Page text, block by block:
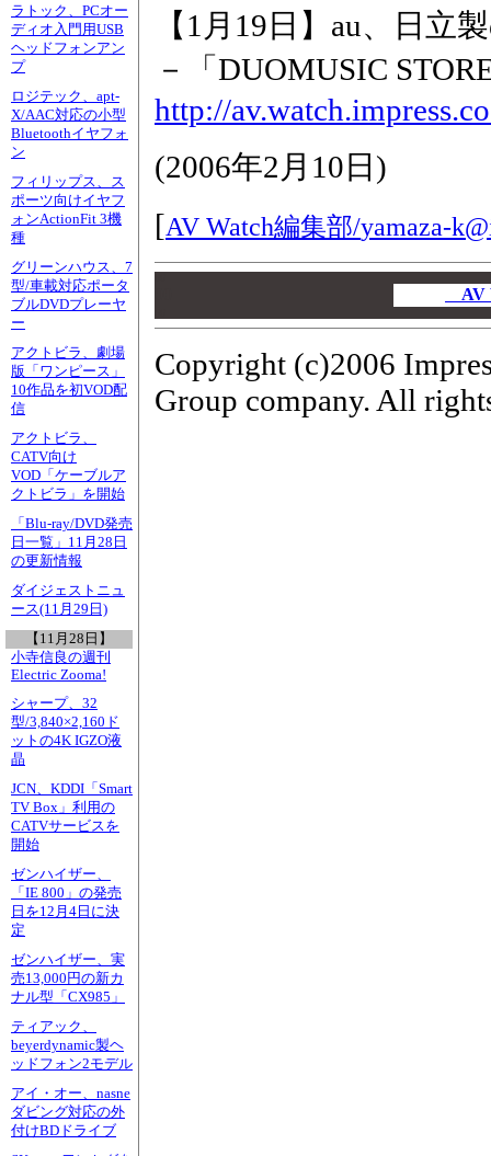
ラトック、PCオー
ディオ入門用USB
ヘッドフォンアン
プ
ロジテック、apt-
X/AAC対応の小型
Bluetoothイヤフォ
ン
フィリップス、ス
ポーツ向けイヤフ
ォンActionFit 3機
種
グリーンハウス、7
型/車載対応ポータ
ブルDVDプレーヤ
ー
アクトビラ、劇場
版「ワンピース」
10作品を初VOD配
信
アクトビラ、
CATV向け
VOD「ケーブルア
クトビラ」を開始
「Blu-ray/DVD発売
日一覧」11月28日
の更新情報
ダイジェストニュ
ース(11月29日)
【11月28日】
小寺信良の週刊
Electric Zooma!
シャープ、32
型/3,840×2,160ド
ットの4K IGZO液
晶
JCN、KDDI「Smart
TV Box」利用の
CATVサービスを
開始
ゼンハイザー、
「IE 800」の発売
日を12月4日に決
定
ゼンハイザー、実
売13,000円の新カ
ナル型「CX985」
ティアック、
beyerdynamic製ヘ
ッドフォン2モデル
アイ・オー、nasne
ダビング対応の外
付けBDドライブ
【1月19日】au、日立
－「DUOMUSIC
http://
(2006年2月10日 )
[AV Watch編集部/yamaza-
AV
Copyright (c)2006
Group company. All